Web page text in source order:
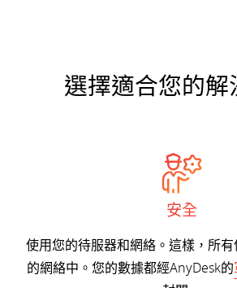
選擇適合您的解
安全
使用您的待服器和網絡。這樣，所
的網絡中。您的數據都經AnyDesk的